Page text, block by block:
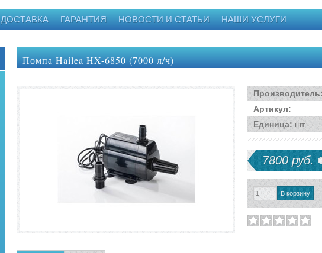
ДОСТАВКА ГАРАНТИЯ НОВОСТИ И СТАТЬИ НАШИ УСЛУГИ
Помпа Hailea HX-6850 (7000 л/ч)
Производитель:
Артикул:
Единица: шт.
7800 руб.